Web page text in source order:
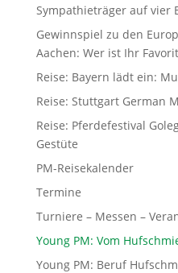
Sympathieträger auf vier
Gewinnspiel zu den
Aachen: Wer ist Ihr
Reise: Bayern lädt ein:
Reise: Stuttgart German
Reise: Pferdefestival
Gestüte
PM-Reisekalender
Termine
Turniere – Messen –
Young PM: Vom
Young PM: Beruf